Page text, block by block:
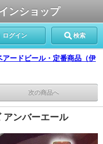
ンショップ
ログイン 検索
アードビール・定番商品（伊
次の商品へ
アンバーエール